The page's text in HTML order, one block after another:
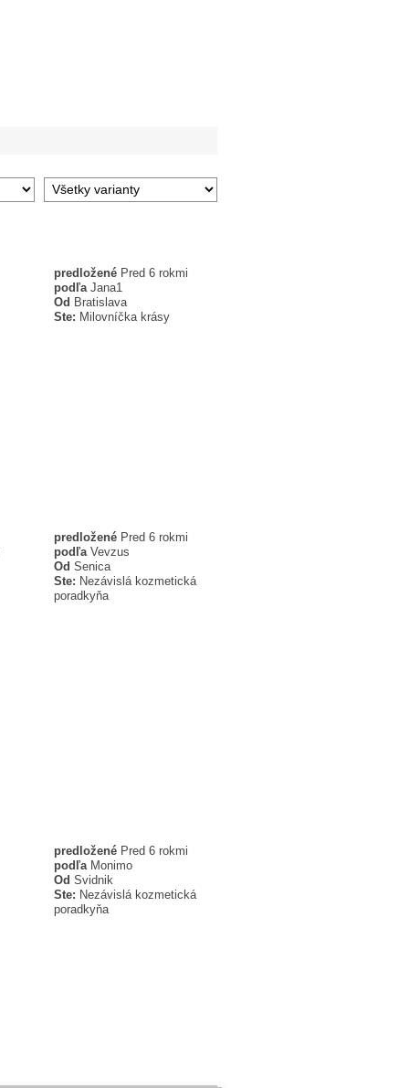
predložené Pred 6 rokmi
podľa Jana1
Od Bratislava
Ste: Milovníčka krásy
predložené Pred 6 rokmi
podľa Vevzus
Od Senica
Ste: Nezávislá kozmetická
poradkyňa
predložené Pred 6 rokmi
podľa Monimo
Od Svidnik
Ste: Nezávislá kozmetická
poradkyňa